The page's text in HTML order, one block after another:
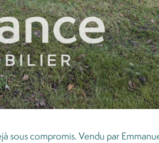
sous compromis. Vendu par